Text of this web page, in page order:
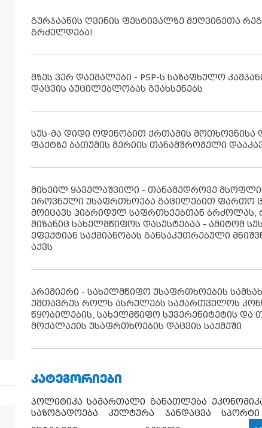
გურჯაანის ღვინის ფესტივალზე მეღვინეთა
გრძელდება!
მზეს ვერ დაემალები - PSP-ს საზაფხულო
დაცვის აუცილებლობას გვახსენებს
სუს-მა დიდი ოდენობით ქრთამის მოთხოვნისა
ფაქტზე ბათუმის მერიის თანამშრომელი
მიხეილ ყაველაშვილი - თანამედროვე
ეროვნული უსაფრთხოება გაცილებით ფართო
მოიცავს ჰიბრიდულ საფრთხეებთან
მიზანიც სახელმწიფოს დასუსტებაა - ამიტომ
ეფექტიან საქმიანობას განსაკუთრებული
აქვს
პრემიერი - სახელმწიფო უსაფრთხოების
უმთავრეს როლს ასრულებს საქართველოს
წყობილების, სახელმწიფო სუვერენიტეტის და
მოქალაქის უსაფრთხოების დაცვის საქმეში
ᲙᲐᲢᲔᲒᲝᲠᲘᲔᲑᲘ
პოლიტიკა სამართალი განათლება
საზოგადოება
კულტურა ჯანდაცვა სპორტი